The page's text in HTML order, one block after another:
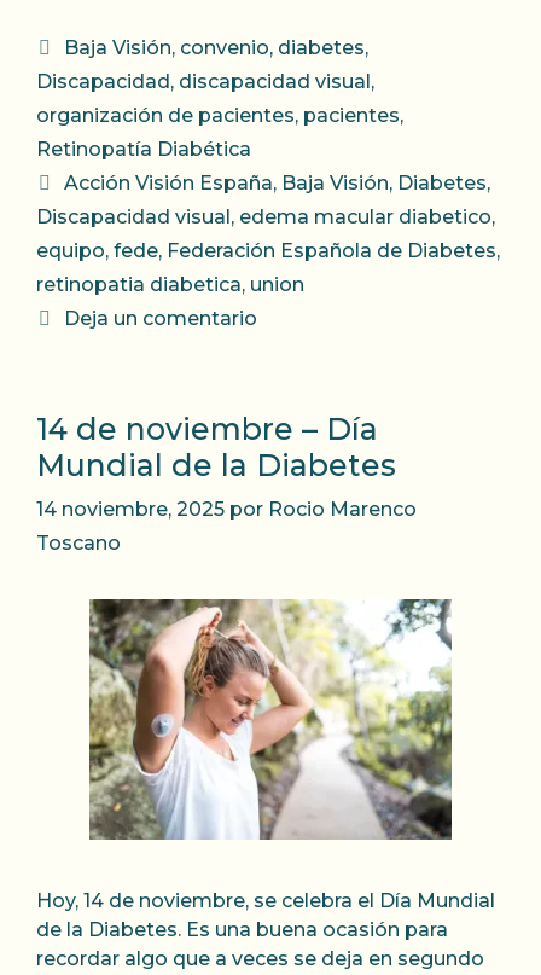
Categorías
Baja Visión, convenio, diabetes,
Discapacidad , discapacidad visual ,
organización de pacientes, pacientes,
Retinopatía Diabética
Etiquetas
Acción Visión España, Baja Visión, Diabetes,
Discapacidad visual , edema macular diabetico,
equipo, fede, Federación Española de Diabetes,
retinopatia diabetica, union
Deja un comentario
14 de noviembre – Día
Mundial de la Diabetes
14 noviembre, 2025 por Rocio Marenco
Toscano
Hoy, 14 de noviembre, se celebra el Día Mundial
de la Diabetes. Es una buena ocasión para
recordar algo que a veces se deja en segundo